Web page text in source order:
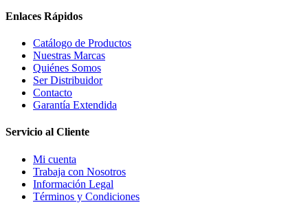
Enlaces Rápidos
Catálogo de Productos
Nuestras Marcas
Quiénes Somos
Ser Distribuidor
Contacto
Garantía Extendida
Servicio al Cliente
Mi cuenta
Trabaja con Nosotros
Información Legal
Términos y Condiciones